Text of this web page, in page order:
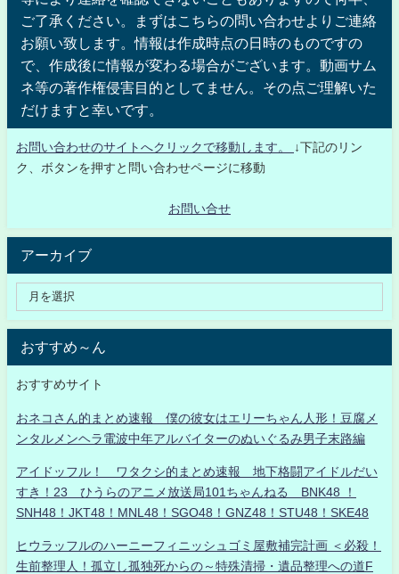
ご了承ください。まずはこちらの問い合わせよりご連絡
お願い致します。情報は作成時点の日時のものですの
で、作成後に情報が変わる場合がございます。動画サム
ネ等の著作権侵害目的としてません。その点ご理解いた
だけますと幸いです。
お問い合わせのサイトへクリックで移動します。
↓下記のリン
ク、ボタンを押すと問い合わせページに移動
お問い合せ
アーカイブ
おすすめ～ん
おすすめサイト
おネコさん的まとめ速報 僕の彼女はエリーちゃん人形！豆腐メ
ンタルメンヘラ電波中年アルバイターのぬいぐるみ男子末路編
アイドッフル！ ワタクシ的まとめ速報 地下格闘アイドルだい
すき！23 ひうらのアニメ放送局101ちゃんねる BNK48 ！
SNH48！JKT48！MNL48！SGO48！GNZ48！STU48！SKE48
ヒウラッフルのハーニーフィニッシュゴミ屋敷補完計画 ＜必殺！
生前整理人！孤立し孤独死からの～特殊清掃・遺品整理への道F